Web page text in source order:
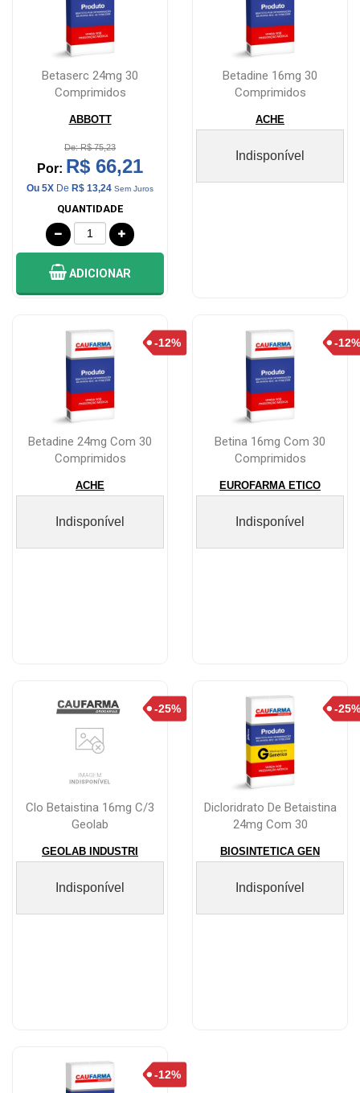
Betaserc 24mg 30
Comprimidos
ABBOTT
De: R$ 75,23
Por: R$ 66,21
Ou 5X De R$ 13,24 Sem Juros
QUANTIDADE
ADICIONAR
Betadine 16mg 30
Comprimidos
ACHE
Indisponível
Betadine 24mg Com 30
Comprimidos
ACHE
Indisponível
Betina 16mg Com 30
Comprimidos
EUROFARMA ETICO
Indisponível
Clo Betaistina 16mg C/3
Geolab
GEOLAB INDUSTRI
Indisponível
Dicloridrato De Betaistina
24mg Com 30
BIOSINTETICA GEN
Indisponível